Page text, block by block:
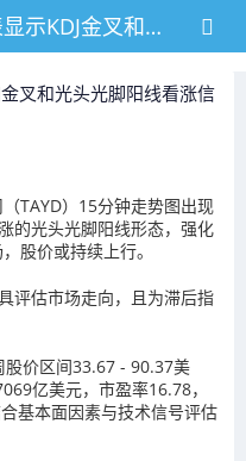
泰勒设备公司15分钟图表显示KDJ金叉和光头光脚阳线看涨信号
叉和光头光脚阳线看涨信
TAYD）15分钟走势图出现
的光头光脚阳线形态，强化
股价或持续上行。
评估市场走向，且为滞后指
价区间33.67 - 90.37美
亿美元，市盈率16.78，
基本面因素与技术信号评估